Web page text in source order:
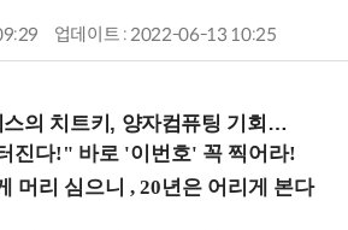
업데이트 : 2022-06-13 10:25
, 양자컴퓨팅 기회를 선점하라! (8/28 강남역)